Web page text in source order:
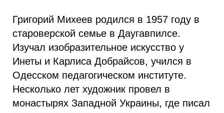
Григорий Михеев родился в 1957 году в
староверской семье в Даугавпилсе.
Изучал изобразительное искусство у
Инеты и Карлиса Добрайсов, учился в
Одесском педагогическом институте.
Несколько лет художник провел в
монастырях Западной Украины, где писал